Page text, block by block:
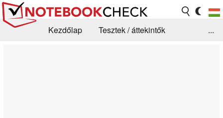
Kezdőlap
Tesztek / áttekintők
...